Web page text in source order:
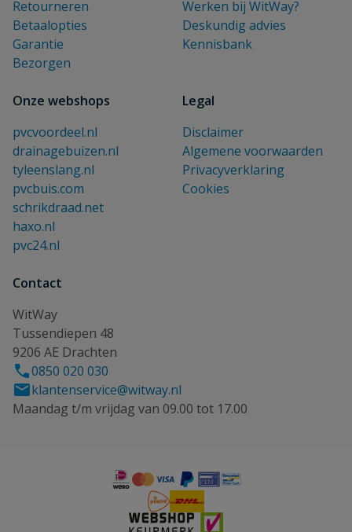
Retourneren
Betaalopties
Garantie
Bezorgen
Werken bij WitWay?
Deskundig advies
Kennisbank
Onze webshops
pvcvoordeel.nl
drainagebuizen.nl
tyleenslang.nl
pvcbuis.com
schrikdraad.net
haxo.nl
pvc24.nl
Legal
Disclaimer
Algemene voorwaarden
Privacyverklaring
Cookies
Contact
WitWay
Tussendiepen 48
9206 AE Drachten
0850 020 030
klantenservice@witway.nl
Maandag t/m vrijdag van 09.00 tot 17.00